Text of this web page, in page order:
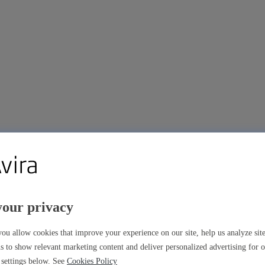
privacy
allow cookies that improve your experience on our site, help us analyze
to show relevant marketing content and deliver personalized advertising for
below. See Cookies Policy